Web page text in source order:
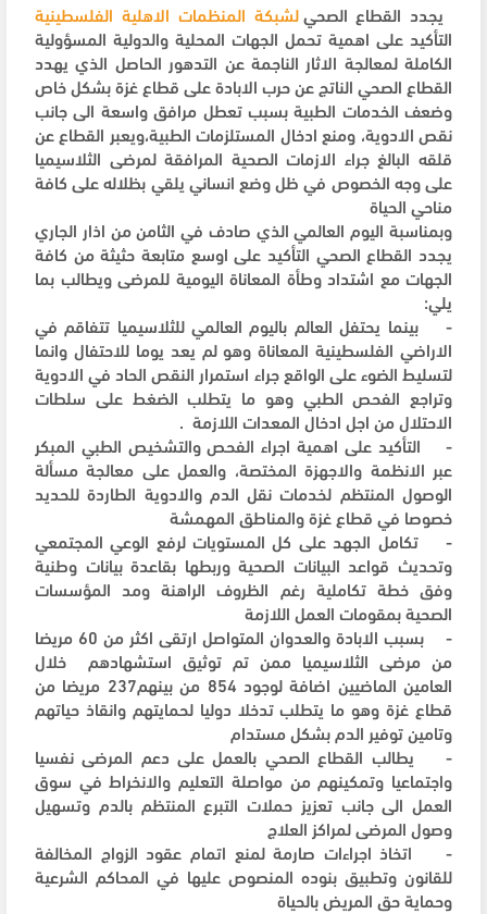
يجدد القطاع الصحيلشبكة المنظمات الاهلية الفلسطينية
التأكيد على اهمية تحمل الجهات المحلية والدولية المسؤولية
الكاملة لمعالجة الاثار الناجمة عن التدهور الحاصل الذي يهدد
القطاع الصحي الناتج عن حرب الابادة على قطاع غزة بشكل خاص
وضعف الخدمات الطبية بسبب تعطل مرافق واسعة الى جانب
نقص الادوية، ومنع ادخال المستلزمات الطبية،ويعبر القطاع عن
قلقه البالغ جراء الازمات الصحية المرافقة لمرضى الثلاسيميا
على وجه الخصوص في ظل وضع انساني يلقي بظلاله على كافة
مناحي الحياة
وبمناسبة اليوم العالمي الذي صادف في الثامن من اذار الجاري
يجدد القطاع الصحي التأكيد على اوسع متابعة حثيثة من كافة
الجهات مع اشتداد وطأة المعاناة اليومية للمرضى ويطالب بما
يلي:
- بينما يحتفل العالم باليوم العالمي للثلاسيميا تتفاقم في
الاراضي الفلسطينية المعاناة وهو لم يعد يوما للاحتفال وانما
لتسليط الضوء على الواقع جراء استمرار النقص الحاد في الادوية
وتراجع الفحص الطبي وهو ما يتطلب الضغط على سلطات
الاحتلال من اجل ادخال المعدات اللازمة .
- التأكيد على اهمية اجراء الفحص والتشخيص الطبي المبكر
عبر الانظمة والاجهزة المختصة، والعمل على معالجة مسألة
الوصول المنتظم لخدمات نقل الدم والادوية الطاردة للحديد
خصوصا في قطاع غزة والمناطق المهمشة
- تكامل الجهد على كل المستويات لرفع الوعي المجتمعي
وتحديث قواعد البيانات الصحية وربطها بقاعدة بيانات وطنية
وفق خطة تكاملية رغم الظروف الراهنة ومد المؤسسات
الصحية بمقومات العمل اللازمة
- بسبب الابادة والعدوان المتواصل ارتقى اكثر من 60 مريضا
من مرضى الثلاسيميا ممن تم توثيق استشهادهم خلال
العامين الماضيين اضافة لوجود 854 من بينهم237 مريضا من
قطاع غزة وهو ما يتطلب تدخلا دوليا لحمايتهم وانقاذ حياتهم
وتامين توفير الدم بشكل مستدام
- يطالب القطاع الصحي بالعمل على دعم المرضى نفسيا
واجتماعيا وتمكينهم من مواصلة التعليم والانخراط في سوق
العمل الى جانب تعزيز حملات التبرع المنتظم بالدم وتسهيل
وصول المرضى لمراكز العلاج
- اتخاذ اجراءات صارمة لمنع اتمام عقود الزواج المخالفة
للقانون وتطبيق بنوده المنصوص عليها في المحاكم الشرعية
وحماية حق المريض بالحياة